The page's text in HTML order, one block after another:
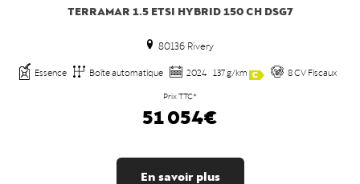
TERRAMAR 1.5 ETSI HYBRID 150 CH DSG7
80136 Rivery
Essence Boîte automatique 2024 137 g/km 8 CV Fiscaux
Prix TTC*
51 054€
En savoir plus